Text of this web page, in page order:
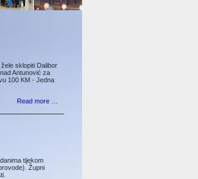
sk­lopiti Dalibor
Antunović za
100 KM - Jedna
Read more …
ti­jekom
Župni